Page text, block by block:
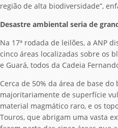
região de alta biodiversidade”,
Desastre ambiental seria de
Na 17ª rodada de leilões, a ANP
cinco áreas localizadas sobre os
e Guará, todos da Cadeia
Cerca de 50% da área de base
majoritariamente de superfície
material magmático raro, e os
Touros, que abrigam uma vasta